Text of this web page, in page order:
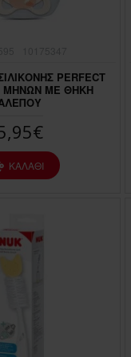
PERFECT
ΜΗΝΩΝ ΜΕ ΘΗΚΗ
ΚΑΛΆΘΙ